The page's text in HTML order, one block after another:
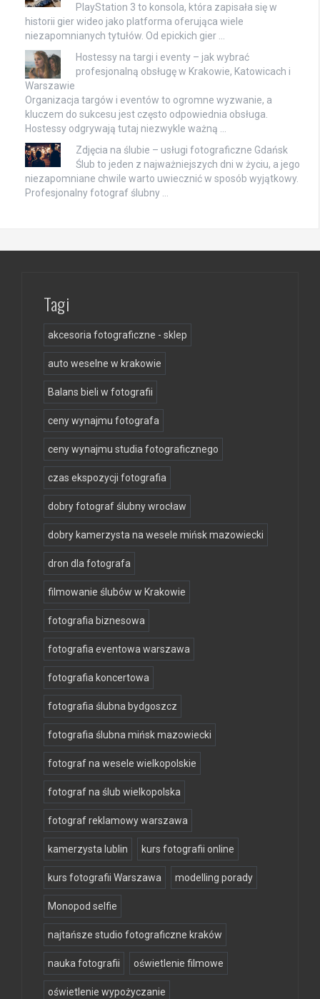
PlayStation 3 to konsola, która zapisała się w
historii gier wideo jako platforma oferująca wiele
niezapomnianych tytułów. Od epickich gier …
Hostessy na targi i eventy – jak wybrać
profesjonalną obsługę w Krakowie, Katowicach i
Warszawie
Organizacja targów i eventów to ogromne wyzwanie, a
kluczem do sukcesu jest często odpowiednia obsługa.
Hostessy odgrywają tutaj niezwykle ważną …
Zdjęcia na ślubie – usługi fotograficzne Gdańsk
Ślub to jeden z najważniejszych dni w życiu, a jego
niezapomniane chwile warto uwiecznić w sposób wyjątkowy.
Profesjonalny fotograf ślubny …
Tagi
akcesoria fotograficzne - sklep
auto weselne w krakowie
Balans bieli w fotografii
ceny wynajmu fotografa
ceny wynajmu studia fotograficznego
czas ekspozycji fotografia
dobry fotograf ślubny wrocław
dobry kamerzysta na wesele mińsk mazowiecki
dron dla fotografa
filmowanie ślubów w Krakowie
fotografia biznesowa
fotografia eventowa warszawa
fotografia koncertowa
fotografia ślubna bydgoszcz
fotografia ślubna mińsk mazowiecki
fotograf na wesele wielkopolskie
fotograf na ślub wielkopolska
fotograf reklamowy warszawa
kamerzysta lublin kurs fotografii online
kurs fotografii Warszawa modelling porady
Monopod selfie
najtańsze studio fotograficzne kraków
nauka fotografii oświetlenie filmowe
oświetlenie wypożyczanie